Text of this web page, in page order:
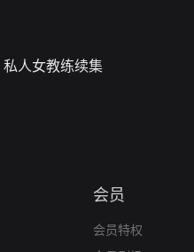
私人女教练续集
会员
会员特权